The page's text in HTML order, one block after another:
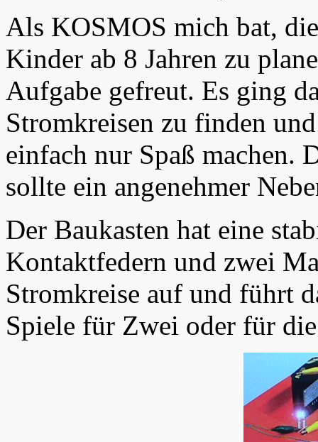
Als KOSMOS mich bat,
Kinder ab 8 Jahren zu
Aufgabe gefreut. Es ging
Stromkreisen zu finden
einfach nur Spaß machen.
sollte ein angenehmer
Der Baukasten hat eine
Kontaktfedern und zwei
Stromkreise auf und führt
Spiele für Zwei oder für